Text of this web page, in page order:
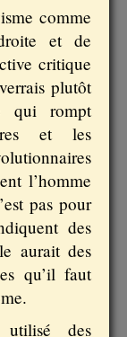
comme
et de
critique
plutôt
qui rompt
et les
l’homme
pas pour
des
aurait des
qu’il faut
des